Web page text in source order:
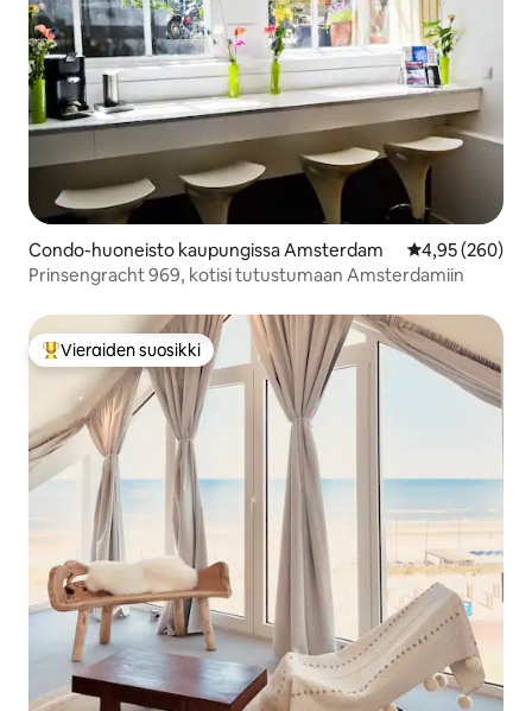
Condo-huoneisto kaupungissa Amsterdam
4,95 (260)
Prinsengracht 969, kotisi tutustumaan Amsterdamiin
Vieraiden suosikkien parhaimmistoa
Vieraiden suosikki